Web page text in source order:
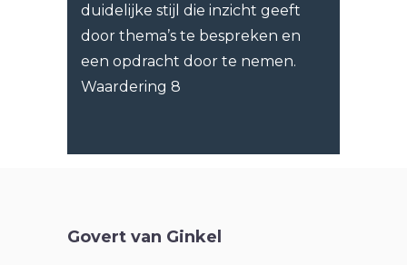
duidelijke stijl die inzicht geeft
door thema’s te bespreken en
een opdracht door te nemen.
Waardering 8
Govert van Ginkel